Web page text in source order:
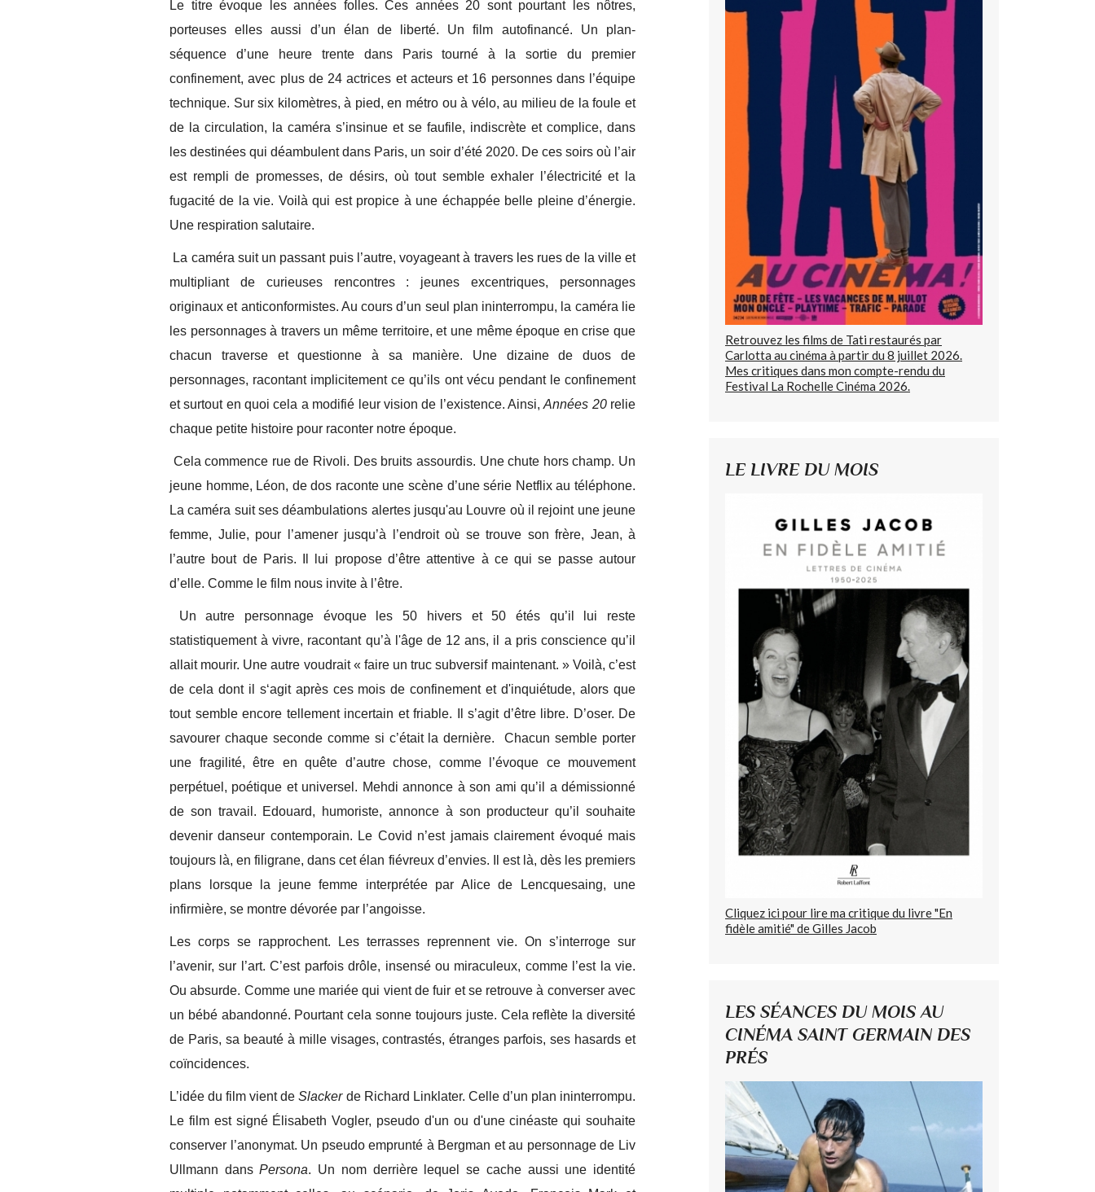
Le titre évoque les années folles. Ces années 20 sont pourtant les nôtres,
porteuses elles aussi d’un élan de liberté. Un film autofinancé. Un plan-
séquence d’une heure trente dans Paris tourné à la sortie du premier
confinement, avec plus de 24 actrices et acteurs et 16 personnes dans l’équipe
technique. Sur six kilomètres, à pied, en métro ou à vélo, au milieu de la foule et
de la circulation, la caméra s’insinue et se faufile, indiscrète et complice, dans
les destinées qui déambulent dans Paris, un soir d’été 2020. De ces soirs où l’air
est rempli de promesses, de désirs, où tout semble exhaler l’électricité et la
fugacité de la vie. Voilà qui est propice à une échappée belle pleine d’énergie.
Une respiration salutaire.
La caméra suit un passant puis l’autre, voyageant à travers les rues de la ville et
multipliant de curieuses rencontres : jeunes excentriques, personnages
originaux et anticonformistes. Au cours d’un seul plan ininterrompu, la caméra lie
les personnages à travers un même territoire, et une même époque en crise que
chacun traverse et questionne à sa manière. Une dizaine de duos de
personnages, racontant implicitement ce qu’ils ont vécu pendant le confinement
et surtout en quoi cela a modifié leur vision de l’existence. Ainsi,Années 20 relie
chaque petite histoire pour raconter notre époque.
Cela commence rue de Rivoli. Des bruits assourdis. Une chute hors champ. Un
jeune homme, Léon, de dos raconte une scène d’une série Netflix au téléphone.
La caméra suit ses déambulations alertes jusqu'au Louvre où il rejoint une jeune
femme, Julie, pour l’amener jusqu’à l’endroit où se trouve son frère, Jean, à
l’autre bout de Paris. Il lui propose d’être attentive à ce qui se passe autour
d’elle. Comme le film nous invite à l’être.
Un autre personnage évoque les 50 hivers et 50 étés qu’il lui reste
statistiquement à vivre, racontant qu’à l'âge de 12 ans, il a pris conscience qu’il
allait mourir. Une autre voudrait « faire un truc subversif maintenant. » Voilà, c’est
de cela dont il s‘agit après ces mois de confinement et d'inquiétude, alors que
tout semble encore tellement incertain et friable. Il s’agit d’être libre. D’oser. De
savourer chaque seconde comme si c’était la dernière. Chacun semble porter
une fragilité, être en quête d’autre chose, comme l’évoque ce mouvement
perpétuel, poétique et universel. Mehdi annonce à son ami qu’il a démissionné
de son travail. Edouard, humoriste, annonce à son producteur qu’il souhaite
devenir danseur contemporain. Le Covid n’est jamais clairement évoqué mais
toujours là, en filigrane, dans cet élan fiévreux d’envies. Il est là, dès les premiers
plans lorsque la jeune femme interprétée par Alice de Lencquesaing, une
infirmière, se montre dévorée par l’angoisse.
Les corps se rapprochent. Les terrasses reprennent vie. On s’interroge sur
l’avenir, sur l’art. C’est parfois drôle, insensé ou miraculeux, comme l’est la vie.
Ou absurde. Comme une mariée qui vient de fuir et se retrouve à converser avec
un bébé abandonné. Pourtant cela sonne toujours juste. Cela reflète la diversité
de Paris, sa beauté à mille visages, contrastés, étranges parfois, ses hasards et
coïncidences.
L’idée du film vient deSlackerde Richard Linklater. Celle d’un plan ininterrompu.
Le film est signé Élisabeth Vogler, pseudo d'un ou d'une cinéaste qui souhaite
conserver l’anonymat. Un pseudo emprunté à Bergman et au personnage de Liv
Ullmann dansPersona. Un nom derrière lequel se cache aussi une identité
Retrouvez les films de Tati restaurés par
Carlotta au cinéma à partir du 8 juillet 2026.
Mes critiques dans mon compte-rendu du
Festival La Rochelle Cinéma 2026.
LE LIVRE DU MOIS
Cliquez ici pour lire ma critique du livre "En
fidèle amitié" de Gilles Jacob
LES SÉANCES DU MOIS AU
CINÉMA SAINT GERMAIN DES
PRÉS